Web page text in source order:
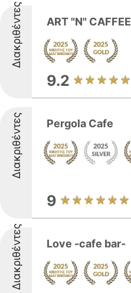
Διακριθέντες ART "N" CAFFEE
9.2
Διακριθέντες Pergola Cafe
9
Διακριθέντες Love -cafe bar-